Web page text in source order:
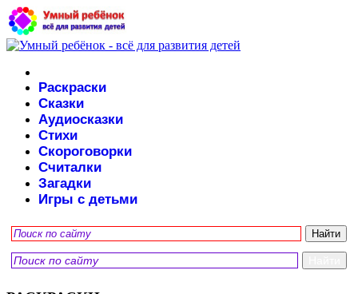
Раскраски
Сказки
Аудиосказки
Стихи
Скороговорки
Считалки
Загадки
Игры с детьми